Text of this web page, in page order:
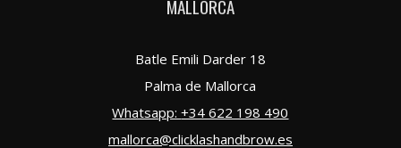
MALLORCA
Batle Emili Darder 18
Palma de Mallorca
Whatsapp:+34 622 198 490
mallorca@clicklashandbrow.es